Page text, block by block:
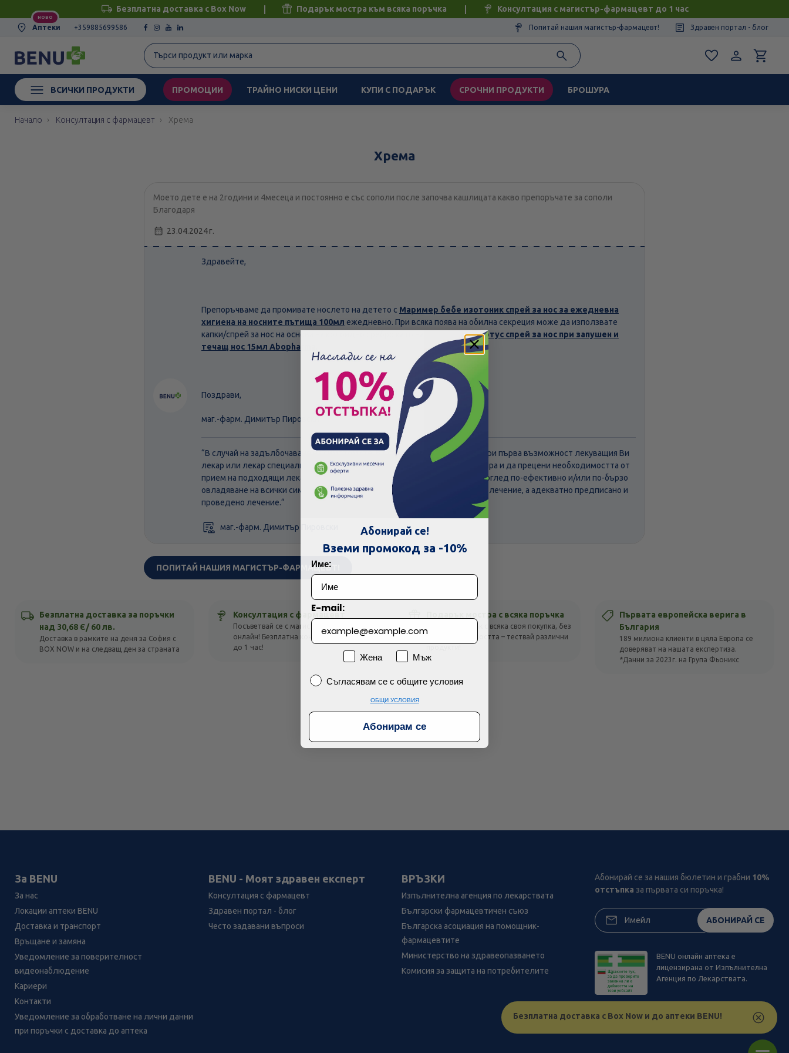
Безплатна доставка с Box Now и до аптеки BENU!
Безплатна доставка с Box Now Подарък мостра към всяка поръчка Консултация с магистър-фармацевт до 1 час
НОВО
Аптеки +359885699586 Попитай нашия магистър-фармацевт! Здравен портал - блог
ВСИЧКИ ПРОДУКТИ ПРОМОЦИИ ТРАЙНО НИСКИ ЦЕНИ КУПИ С ПОДАРЪК СРОЧНИ ПРОДУКТИ БРОШУРА
Начало Консултация с фармацевт Хрема
Хрема
Моето дете е на 2години и 4месеца и постоянно е със сополи после започва кашлицата какво препоръчате за сополи
Благодаря
23.04.2024 г.
Здравейте,
Препоръчваме да промивате нослето на детето с Маример бебе изотоник спрей за нос за ежедневна
хигиена на носните пътища 100мл ежедневно. При всяка поява на обилна секреция може да използвате
капки/спрей за нос на основа на колоидно сребро като например-
Силвъртус спрей за нос при запушен и
течащ нос 15мл Abopharma
Поздрави,
маг.-фарм. Димитър Пировски
“В случай на задълбочаване на симптомите, Ви съветваме да посетите при първа възможност лекуващия Ви
лекар или лекар специалист в съответната област, който да Ви консултира и да прецени необходимостта от
прием на подходящи лекарствени продукти по лекарско предписание с оглед по-ефективно и/или по-бързо
овладяване на всички симптоми. В никакъв случай не препоръчваме самолечение, а адекватно предписано и
проведено лечение.“
маг.-фарм. Димитър Пировски
ПОПИТАЙ НАШИЯ МАГИСТЪР-ФАРМАЦЕВТ!
Безплатна доставка за поръчки
над 30,68 Є/ 60 лв.
Доставка в рамките на деня за София с
BOX NOW и на следващ ден за страната
Консултация с фармацевт
Посъветвай се с магистър-фармацевт
онлайн! Безплатна консултация с отговор
до 1 час!
Подарък мостра с всяка поръчка
Получи подарък с всяка своя покупка, без
оглед на стойността – тествай различни
Първата европейска верига в
България
189 милиона клиенти в цяла Европа се
доверяват на нашата експертиза.
*Данни за 2023г. на Група Фьоникс
За BENU
За нас
Локации аптеки BENU
Доставка и транспорт
Връщане и замяна
Уведомление за поверителност
видеонаблюдение
Кариери
Контакти
Уведомление за обработване на лични данни
при поръчки с доставка до аптека
BENU - Моят здравен експерт
Консултация с фармацевт
Здравен портал - блог
Често задавани въпроси
ВРЪЗКИ
Изпълнителна агенция по лекарствата
Български фармацевтичен съюз
Българска асоциация на помощник-
фармацевтите
Министерство на здравеопазването
Комисия за защита на потребителите
Абонирай се за нашия бюлетин и грабни 10%
отстъпка за първата си поръчка!
АБОНИРАЙ СЕ
BENU онлайн аптека е
лицензирана от Изпълнителна
Агенция по Лекарствата.
Лесно ли се ориентираш в
Търсих друго
Технически проблем с плащането
Просто разглеждам Намерих по-евтино
Абонирай се!
Вземи промокод за -10%
Име:
E-mail:
ПолЖена
Мъж
Съгласявам се с общите условия
Съгласявам се с общите условия
ОБЩИ УСЛОВИЯ
Абонирам се